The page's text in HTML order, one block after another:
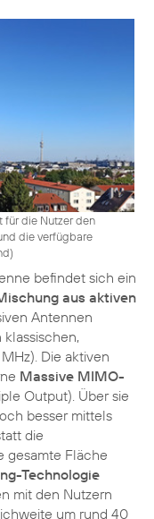
für die Nutzer den
die verfügbare
)
befindet sich ein
aus aktiven
Antennen
Die aktiven
Massive MIMO-
Output). Über sie
besser mittels
die
gesamte Fläche
Technologie
mit den Nutzern
um rund 40